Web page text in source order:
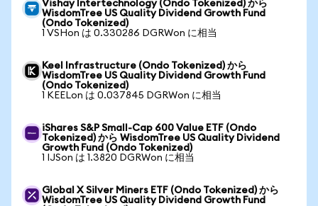
Vishay Intertechnology (Ondo Tokenized) から
WisdomTree US Quality Dividend Growth Fund
(Ondo Tokenized)
1 VSHon は 0.330286 DGRWon に相当
Keel Infrastructure (Ondo Tokenized) から
WisdomTree US Quality Dividend Growth Fund
(Ondo Tokenized)
1 KEELon は 0.037845 DGRWon に相当
iShares S&P Small-Cap 600 Value ETF (Ondo
Tokenized) から WisdomTree US Quality Dividend
Growth Fund (Ondo Tokenized)
1 IJSon は 1.3820 DGRWon に相当
Global X Silver Miners ETF (Ondo Tokenized) から
WisdomTree US Quality Dividend Growth Fund